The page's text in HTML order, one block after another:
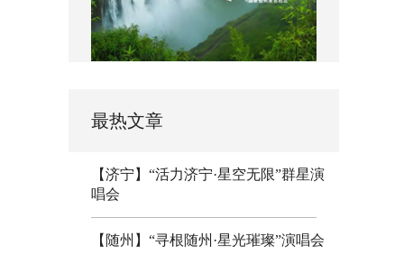
最热文章
【济宁】“活力济宁·星空无限”群星演
唱会
【随州】“寻根随州·星光璀璨”演唱会